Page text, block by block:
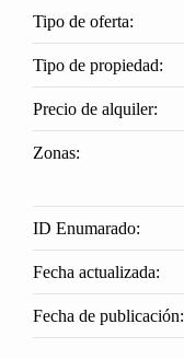
Tipo de oferta:
Tipo de propiedad:
Precio de alquiler:
Zonas:
ID Enumarado:
Fecha actualizada:
Fecha de publicación: